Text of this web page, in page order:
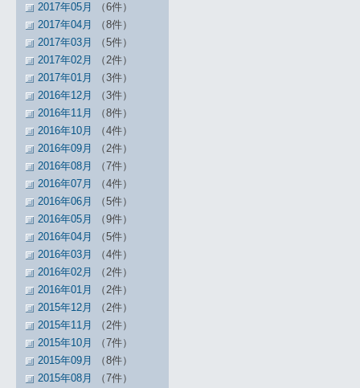
2017年05月
（6件）
2017年04月
（8件）
2017年03月
（5件）
2017年02月
（2件）
2017年01月
（3件）
2016年12月
（3件）
2016年11月
（8件）
2016年10月
（4件）
2016年09月
（2件）
2016年08月
（7件）
2016年07月
（4件）
2016年06月
（5件）
2016年05月
（9件）
2016年04月
（5件）
2016年03月
（4件）
2016年02月
（2件）
2016年01月
（2件）
2015年12月
（2件）
2015年11月
（2件）
2015年10月
（7件）
2015年09月
（8件）
2015年08月
（7件）